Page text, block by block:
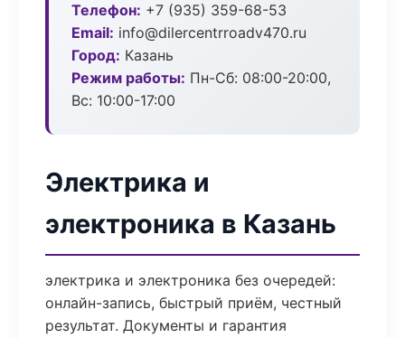
Телефон: +7 (935) 359-68-53
Email: info@dilercentrroadv470.ru
Город: Казань
Режим работы: Пн-Сб: 08:00-20:00,
Вс: 10:00-17:00
Электрика и
электроника в Казань
электрика и электроника без очередей:
онлайн-запись, быстрый приём, честный
результат. Документы и гарантия